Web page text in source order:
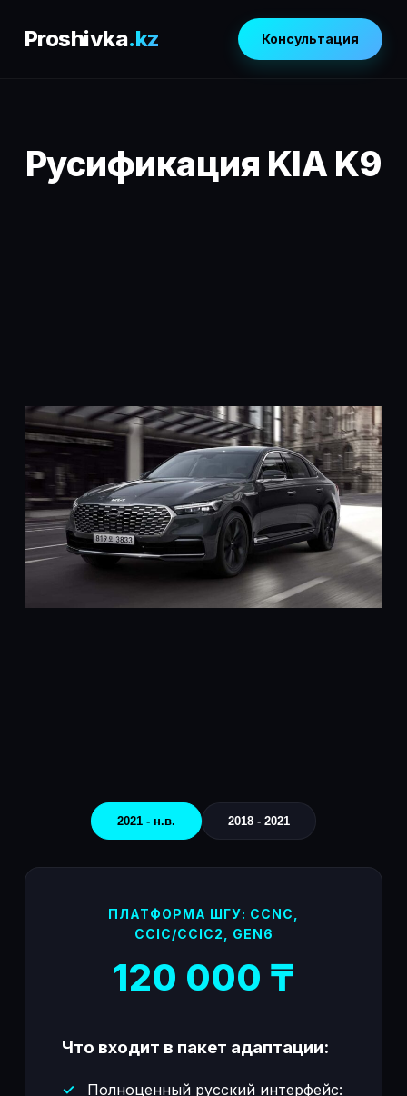
Proshivka.kz Консультация
Русификация KIA K9
2021 - н.в. 2018 - 2021
ПЛАТФОРМА ШГУ: CCNC,
CCIC/CCIC2, GEN6
120 000 ₸
Что входит в пакет адаптации:
Полноценный русский интерфейс: